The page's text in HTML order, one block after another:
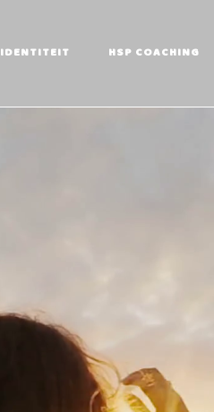
IDENTITEIT HSP COACHING